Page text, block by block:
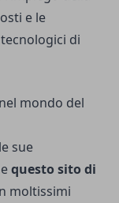
e le
di
mondo del
sue
questo sito di
moltissimi